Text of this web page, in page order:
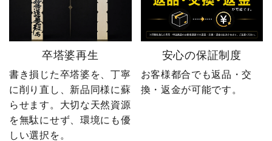
卒塔婆再生
書き損じた卒塔婆を、丁寧
に削り直し、新品同様に蘇
らせます。大切な天然資源
を無駄にせず、環境にも優
しい選択を。
安心の保証制度
お客様都合でも返品・交
換・返金が可能です。